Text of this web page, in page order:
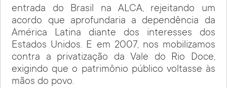
entrada do Brasil na ALCA, rejeitando um
acordo que aprofundaria a dependência da
América Latina diante dos interesses dos
Estados Unidos. E em 2007, nos mobilizamos
contra a privatização da Vale do Rio Doce,
exigindo que o patrimônio público voltasse às
mãos do povo.